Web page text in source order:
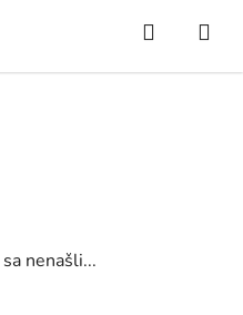
Hľadať
sa nenašli...